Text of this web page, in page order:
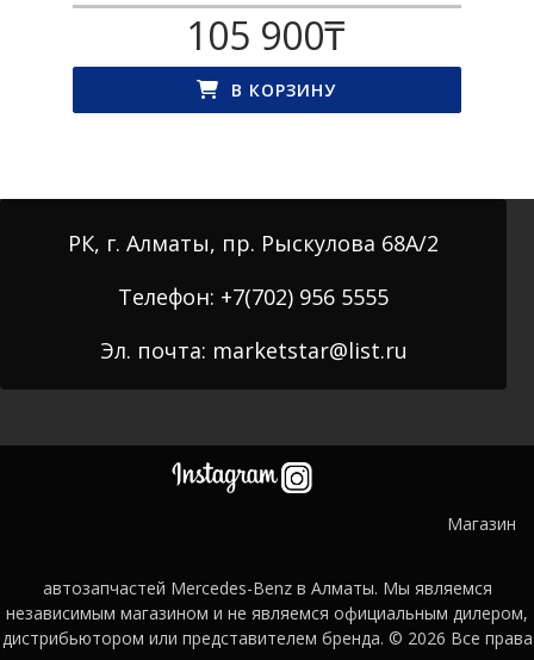
105 900₸
В КОРЗИНУ
РК, г. Алматы, пр. Рыскулова 68А/2
Телефон: +7(702) 956 5555
Эл. почта: marketstar@list.ru
Магазин
автозапчастей Mercedes-Benz в Алматы. Мы являемся
независимым магазином и не являемся официальным дилером,
дистрибьютором или представителем бренда. © 2026 Все права